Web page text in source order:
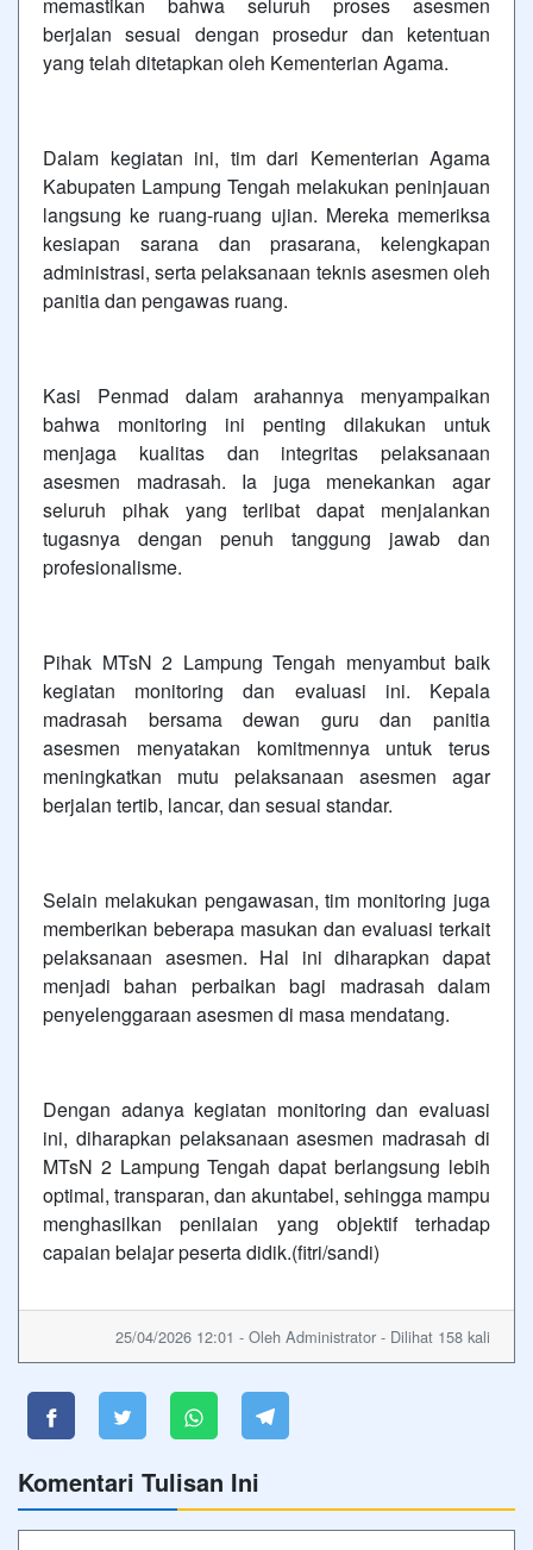
berjalan sesuai dengan prosedur dan ketentuan
yang telah ditetapkan oleh Kementerian Agama.
Dalam kegiatan ini, tim dari Kementerian Agama
Kabupaten Lampung Tengah melakukan peninjauan
langsung ke ruang-ruang ujian. Mereka memeriksa
kesiapan sarana dan prasarana, kelengkapan
administrasi, serta pelaksanaan teknis asesmen oleh
panitia dan pengawas ruang.
Kasi Penmad dalam arahannya menyampaikan
bahwa monitoring ini penting dilakukan untuk
menjaga kualitas dan integritas pelaksanaan
asesmen madrasah. Ia juga menekankan agar
seluruh pihak yang terlibat dapat menjalankan
tugasnya dengan penuh tanggung jawab dan
profesionalisme.
Pihak MTsN 2 Lampung Tengah menyambut baik
kegiatan monitoring dan evaluasi ini. Kepala
madrasah bersama dewan guru dan panitia
asesmen menyatakan komitmennya untuk terus
meningkatkan mutu pelaksanaan asesmen agar
berjalan tertib, lancar, dan sesuai standar.
Selain melakukan pengawasan, tim monitoring juga
memberikan beberapa masukan dan evaluasi terkait
pelaksanaan asesmen. Hal ini diharapkan dapat
menjadi bahan perbaikan bagi madrasah dalam
penyelenggaraan asesmen di masa mendatang.
Dengan adanya kegiatan monitoring dan evaluasi
ini, diharapkan pelaksanaan asesmen madrasah di
MTsN 2 Lampung Tengah dapat berlangsung lebih
optimal, transparan, dan akuntabel, sehingga mampu
menghasilkan penilaian yang objektif terhadap
capaian belajar peserta didik.(fitri/sandi)
25/04/2026 12:01 - Oleh Administrator - Dilihat 158 kali
Komentari Tulisan Ini